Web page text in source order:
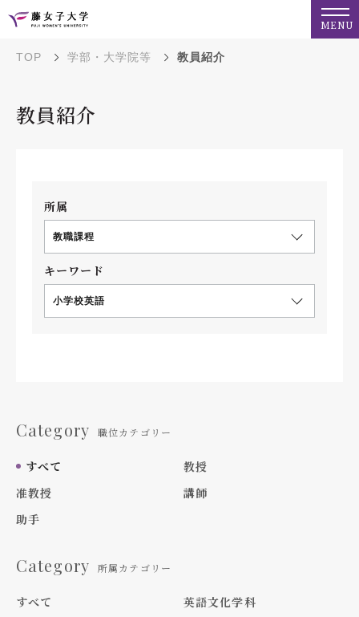
MENU
TOP 学部・大学院等 教員紹介
教員紹介
所属
教職課程
キーワード
小学校英語
Category 職位カテゴリー
すべて
教授
准教授
講師
助手
Category 所属カテゴリー
すべて
英語文化学科